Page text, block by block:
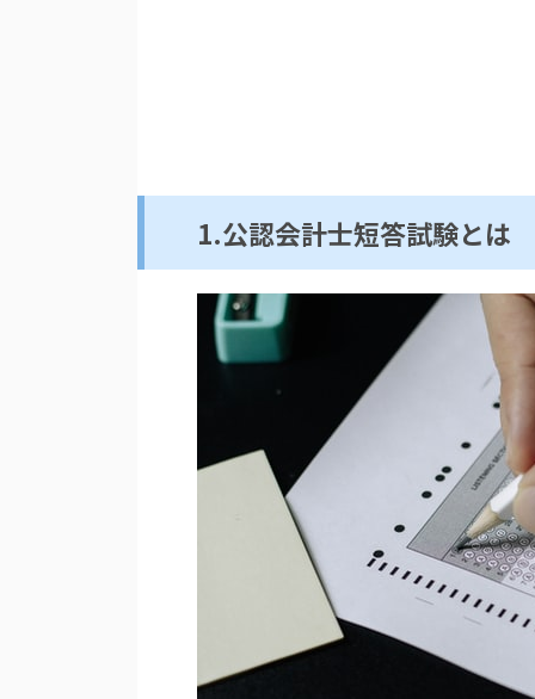
1.公認会計士短答試験とは